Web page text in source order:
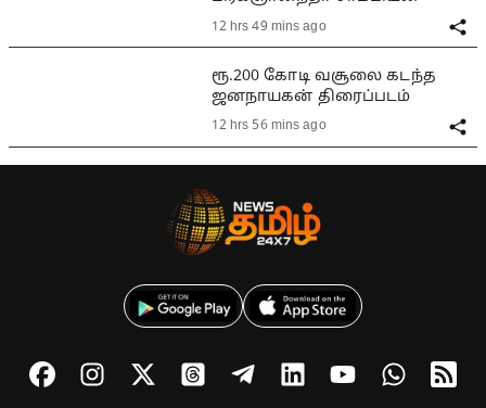
12 hrs 49 mins ago
ரூ.200 கோடி வசூலை கடந்த
ஜனநாயகன் திரைப்படம்
12 hrs 56 mins ago